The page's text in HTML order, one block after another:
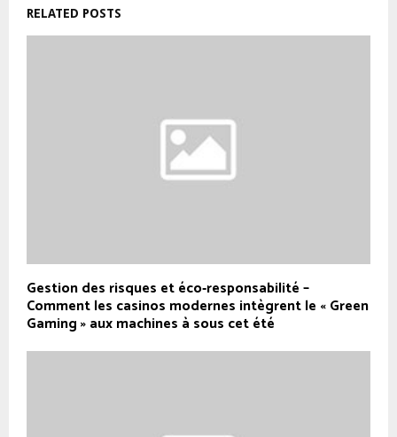
RELATED POSTS
Gestion des risques et éco‑responsabilité –
Comment les casinos modernes intègrent le « Green
Gaming » aux machines à sous cet été